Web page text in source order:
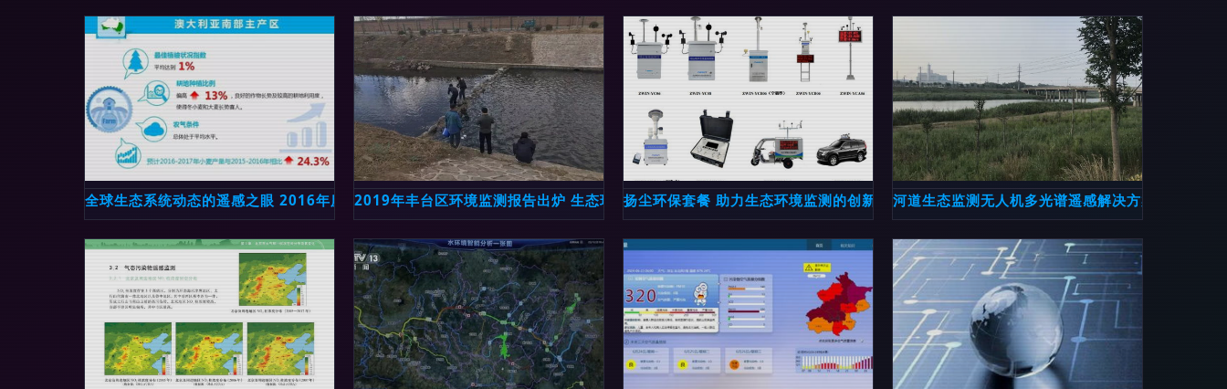
全球生态系统动态的遥感之眼 2016年度监测报告解析2019年丰台区环境监测报告出炉 生态环境稳步改善，生态监测成效凸显
扬尘环保套餐 助力生态环境监测的创新方案河道生态监测无人机多光谱遥感解决方案